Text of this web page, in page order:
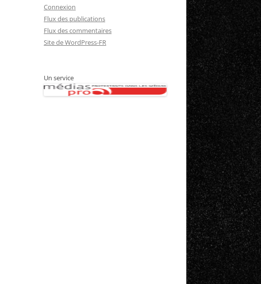
Connexion
Flux des publications
Flux des commentaires
Site de WordPress-FR
Un service